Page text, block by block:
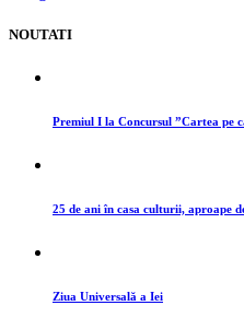
NOUTATI
Premiul I la Concursul ”Cartea pe
25 de ani în casa culturii, aproape
Ziua Universală a Iei